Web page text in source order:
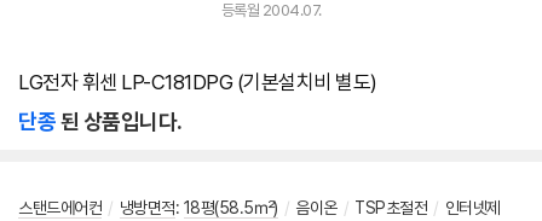
등록월 2004.07.
LG전자 휘센 LP-C181DPG (기본설치비 별도)
단종된 상품입니다.
스탠드에어컨 / 냉방면적: 18평(58.5㎡) / 음이온 / TSP초절전 / 인터넷제